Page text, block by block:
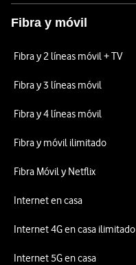
Fibra y móvil
Fibra y 2 líneas móvil + TV
Fibra y 3 líneas móvil
Fibra y 4 líneas móvil
Fibra y móvil ilimitado
Fibra Móvil y Netflix
Internet en casa
Internet 4G en casa ilimitado
Internet 5G en casa